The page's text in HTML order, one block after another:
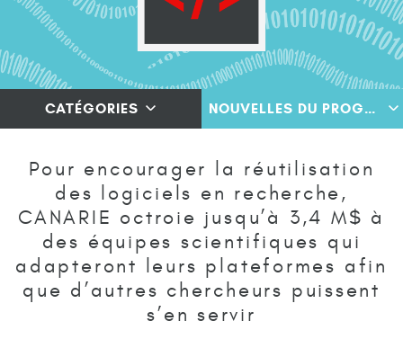
CATÉGORIES NOUVELLES DU PROGRAMME
Pour encourager la réutilisation
des logiciels en recherche,
CANARIE octroie jusqu’à 3,4 M$ à
des équipes scientifiques qui
adapteront leurs plateformes afin
que d’autres chercheurs puissent
s’en servir